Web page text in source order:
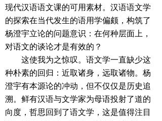
现代汉语语文课的可用素材。汉语语文学
的探索在当代发生的语用学偏颇，构筑了
杨澄宇立论的问题意识：在何种层面上，
对语文的谈论才是有效的？
这使我为之惊叹。语文学一直缺少这
种朴素的回归：近取诸身，远取诸物。杨
澄宇有本源论的冲动，但不仅仅是历史追
溯。鲜有汉语与文学家为母语投射了道的
向度，哲思回到了语文学，这是值得注目